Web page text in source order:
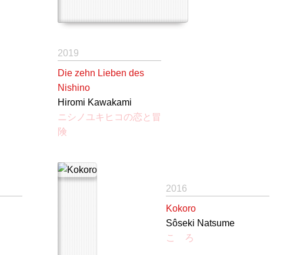
2019
Die zehn Lieben des
Nishino
Hiromi Kawakami
ニシノユキヒコの恋と冒
険
2016
Kokoro
Sôseki Natsume
こゝろ